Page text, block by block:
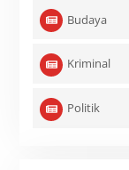
Budaya
Kriminal
Politik